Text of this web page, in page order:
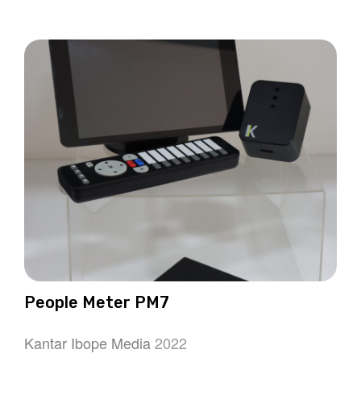
People Meter PM7
Kantar Ibope Media 2022